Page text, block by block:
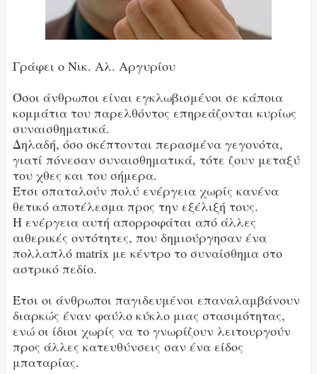
Γράφει ο Νικ. Αλ. Αργυρίου
Όσοι άνθρωποι είναι εγκλωβισμένοι σε κάποια
κομμάτια του παρελθόντος επηρεάζονται κυρίως
συναισθηματικά.
Δηλαδή, όσο σκέπτονται περασμένα γεγονότα,
γιατί πόνεσαν συναισθηματικά, τότε ζουν μεταξύ
του χθες και του σήμερα.
Έτσι σπαταλούν πολύ ενέργεια χωρίς κανένα
θετικό αποτέλεσμα προς την εξέλιξή τους.
Η ενέργεια αυτή απορροφάται από άλλες
αιθερικές οντότητες, που δημιούργησαν ένα
πολλαπλό matrix με κέντρο το συναίσθημα στο
αστρικό πεδίο.
Έτσι οι άνθρωποι παγιδευμένοι επαναλαμβάνουν
διαρκώς έναν φαύλο κύκλο μιας στασιμότητας,
ενώ οι ίδιοι χωρίς να το γνωρίζουν λειτουργούν
προς άλλες κατευθύνσεις σαν ένα είδος
μπαταρίας.